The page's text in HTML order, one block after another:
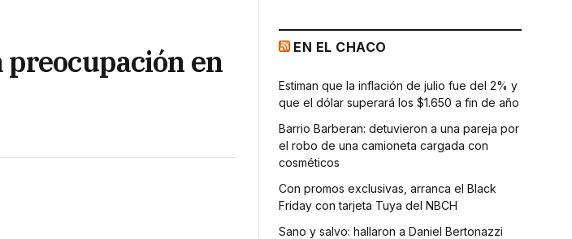
preocupación en
EN EL CHACO
Estiman que la inflación de julio fue del 2% y
que el dólar superará los $1.650 a fin de año
Barrio Barberan: detuvieron a una pareja por
el robo de una camioneta cargada con
cosméticos
Con promos exclusivas, arranca el Black
Friday con tarjeta Tuya del NBCH
Sano y salvo: hallaron a Daniel Bertonazzi